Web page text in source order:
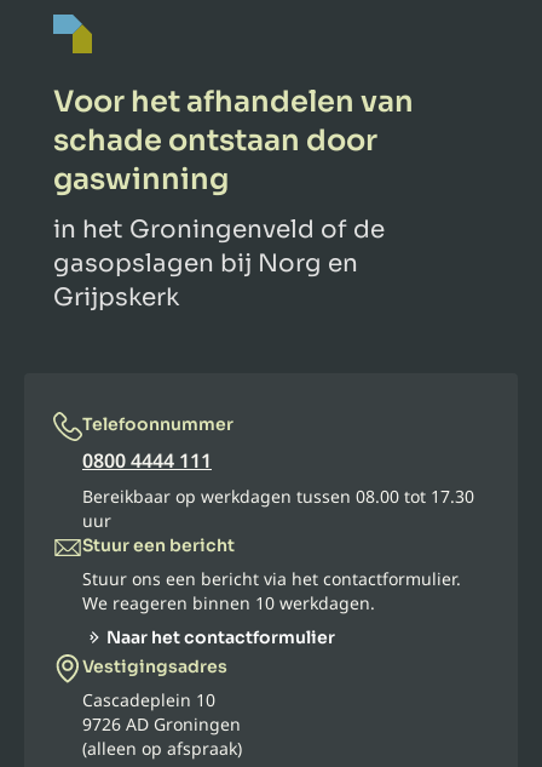
Voor het afhandelen van
schade ontstaan door
gaswinning
in het Groningenveld of de
gasopslagen bij Norg en
Grijpskerk
Telefoonnummer
0800 4444 111
Bereikbaar op werkdagen tussen 08.00 tot 17.30
uur
Stuur een bericht
Stuur ons een bericht via het contactformulier.
We reageren binnen 10 werkdagen.
Naar het contactformulier
Vestigingsadres
Cascadeplein 10
9726 AD Groningen
(alleen op afspraak)